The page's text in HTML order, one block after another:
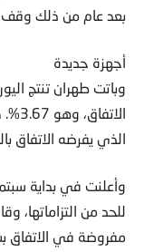
بعد عام من ذلك وقف
أجهزة جديدة
وباتت طهران تنتج
الذي يفرضه الاتفاق
وأعلنت في بداية
للحد من التزاماتها،
مفروضة في الاتفاق